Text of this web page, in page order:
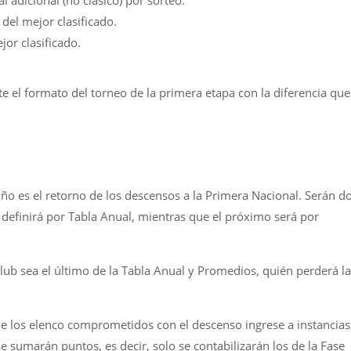
mejor clasificado.
clasificado.
el formato del torneo de la primera etapa con la diferencia que
es el retorno de los descensos a la Primera Nacional. Serán
por Tabla Anual, mientras que el próximo será por
sea el último de la Tabla Anual y Promedios, quién perderá la
los elenco comprometidos con el descenso ingrese a instancias
sumarán puntos, es decir, solo se contabilizarán los de la Fase